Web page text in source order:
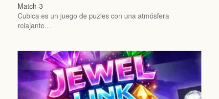
Match-3
Cubica es un juego de puzles con una atmósfera
relajante…